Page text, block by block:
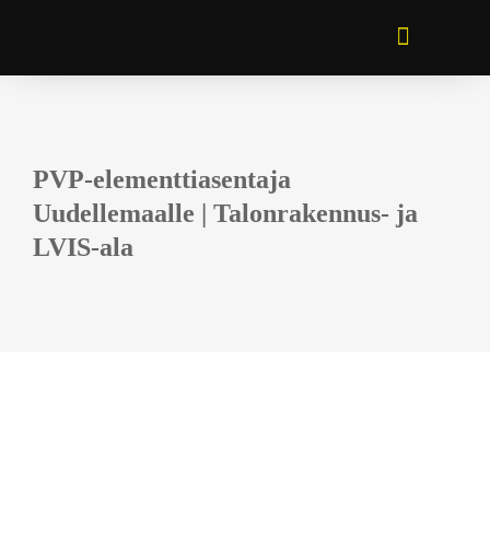
PVP-elementtiasentaja
Uudellemaalle | Talonrakennus- ja
LVIS-ala